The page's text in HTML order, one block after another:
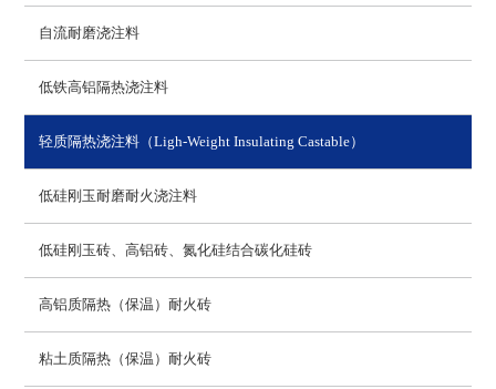
自流耐磨浇注料
低铁高铝隔热浇注料
轻质隔热浇注料（Ligh-Weight Insulating Castable）
低硅刚玉耐磨耐火浇注料
低硅刚玉砖、高铝砖、氮化硅结合碳化硅砖
高铝质隔热（保温）耐火砖
粘土质隔热（保温）耐火砖